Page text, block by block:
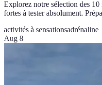
Explorez notre sélection des
fortes à tester absolument.
activités à sensationsadrénaline
Aug 8